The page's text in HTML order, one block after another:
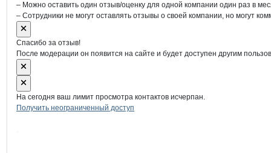
– Можно оставить один отзыв/оценку для одной компании один раз в
– Сотрудники не могут оставлять отзывы о своей компании, но могут
Спасибо за отзыв!
После модерации он появится на сайте и будет доступен другим
На сегодня ваш лимит просмотра контактов исчерпан.
Получить неограниченный доступ